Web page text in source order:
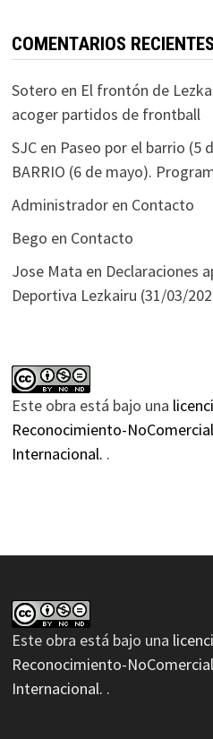
COMENTARIOS RECIENTES
Sotero en El frontón de
acoger partidos de frontball
SJCen Paseo por el barrio (5
BARRIO (6 de mayo).
Administradoren Contacto
Bego en Contacto
Jose Mata en Declaraciones
Deportiva Lezkairu (31/03/
Este obra está bajo una
Reconocimiento-
Internacional. .
Este obra está bajo una
Reconocimiento-
Internacional. .